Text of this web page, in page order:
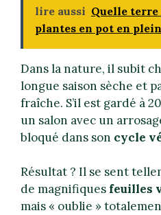
lire aussi Quelle
plantes en pot en
Dans la nature, il subit
longue saison sèche et
fraîche. S’il est gardé à
un salon avec un
bloqué dans son cycle
Résultat ? Il se sent
de magnifiques feuilles
mais « oublie »